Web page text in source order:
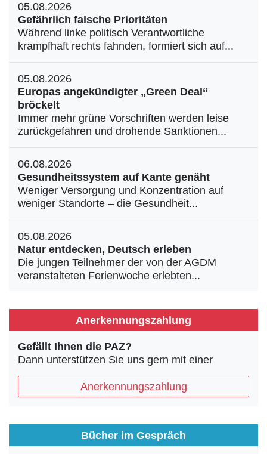
05.08.2026
Gefährlich falsche Prioritäten
Während linke politisch Verantwortliche
krampfhaft rechts fahnden, formiert sich auf...
05.08.2026
Europas angekündigter „Green Deal“
bröckelt
Immer mehr grüne Vorschriften werden leise
zurückgefahren und drohende Sanktionen...
06.08.2026
Gesundheitssystem auf Kante genäht
Weniger Versorgung und Konzentration auf
weniger Standorte – die Gesundheit...
05.08.2026
Natur entdecken, Deutsch erleben
Die jungen Teilnehmer der von der AGDM
veranstalteten Ferienwoche erlebten...
Anerkennungszahlung
Gefällt Ihnen die PAZ?
Dann unterstützen Sie uns gern mit einer
Anerkennungszahlung
Bücher im Gespräch